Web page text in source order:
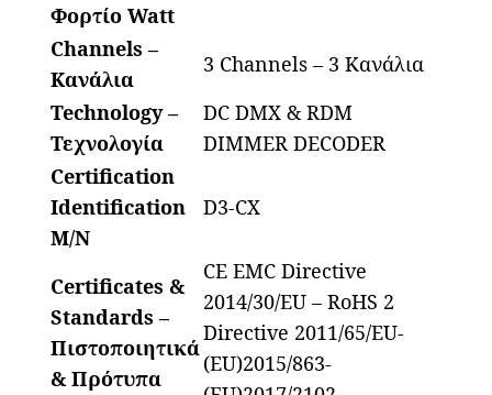
Φορτίο Watt
Channels –
Κανάλια
3 Channels – 3 Κανάλια
Technology –
Τεχνολογία
DC DMX & RDM
DIMMER DECODER
Certification
Identification
M/N
D3-CX
Certificates &
Standards –
Πιστοποιητικά
& Πρότυπα
CE EMC Directive
2014/30/EU – RoHS 2
Directive 2011/65/EU-
(EU)2015/863-